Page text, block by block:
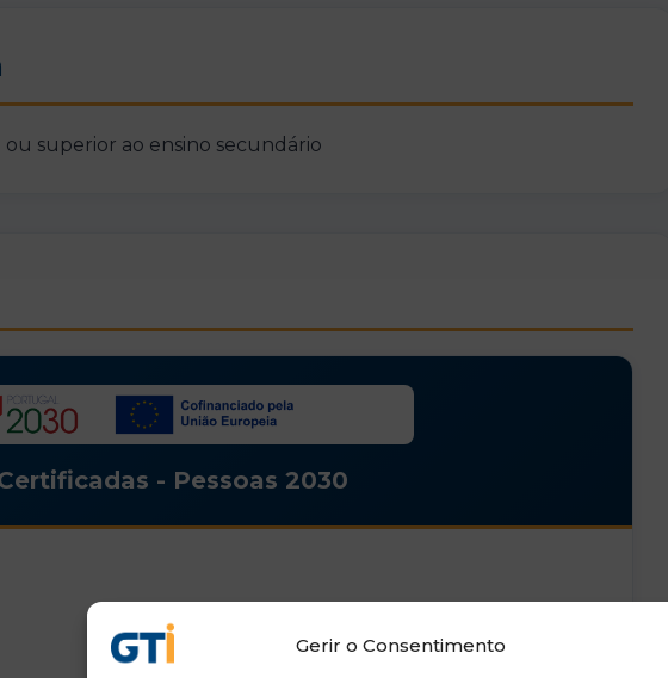
Gerir o Consentimento
superior ao ensino secundário
- Pessoas 2030